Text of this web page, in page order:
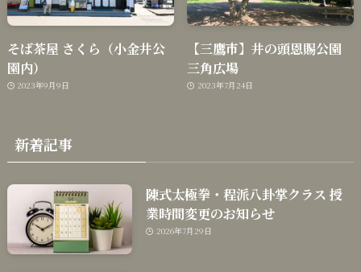
そば茶屋 さくら（小金井公
園内）
2023年9月9日
【三鷹市】井の頭恩賜公園
三角広場
2023年7月24日
新着記事
陳式太極拳・程派八卦掌クラス 授
業時間変更のお知らせ
2026年7月29日